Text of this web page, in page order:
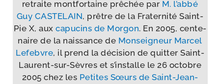
retraite mont­for­taine prê­chée par M. l’abbé
Guy CASTELAIN, prêtre de la Fraternité Saint-​
Pie X, auxcapu­cins de Morgon. En 2005, cen­te­
naire de la nais­sance de Monseigneur Marcel
Lefebvre, il prend la déci­sion de quit­ter Saint-​
Laurent-​sur-​Sèvres et s’installe le 26 octobre
2005 chez les Petites Sœurs de Saint-​Jean-​